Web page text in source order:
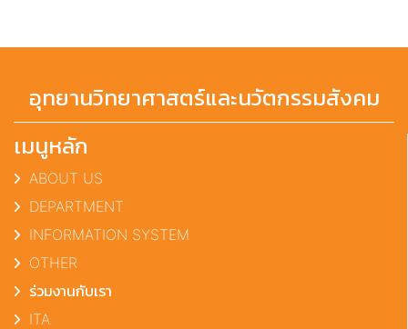
อุทยานวิทยาศาสตร์และนวัตกรรมสังคม
เมนูหลัก
ABOUT US
DEPARTMENT
INFORMATION SYSTEM
OTHER
ร่วมงานกับเรา
ITA